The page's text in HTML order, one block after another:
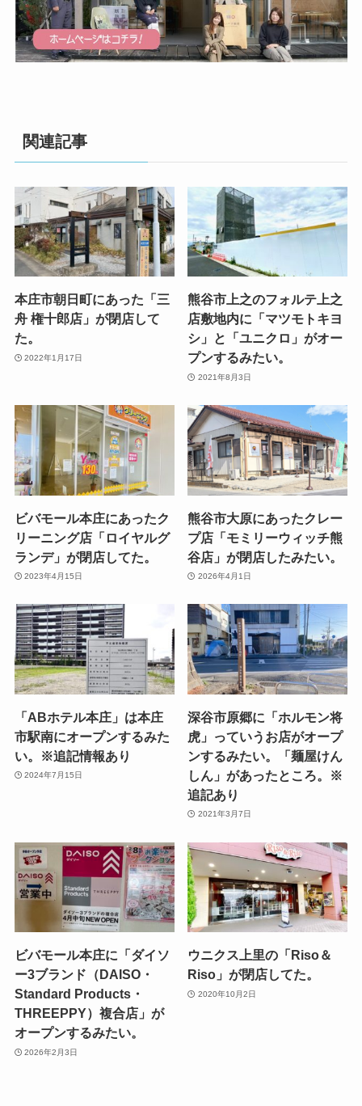
関連記事
本庄市朝日町にあった「三
舟 権十郎店」が閉店して
た。
2022年1月17日
熊谷市上之のフォルテ上之
店敷地内に「マツモトキヨ
シ」と「ユニクロ」がオー
プンするみたい。
2021年8月3日
ビバモール本庄にあったク
リーニング店「ロイヤルグ
ランデ」が閉店してた。
2023年4月15日
熊谷市大原にあったクレー
プ店「モミリーウィッチ熊
谷店」が閉店したみたい。
2026年4月1日
「ABホテル本庄」は本庄
市駅南にオープンするみた
い。※追記情報あり
2024年7月15日
深谷市原郷に「ホルモン将
虎」っていうお店がオープ
ンするみたい。「麺屋けん
しん」があったところ。※
追記あり
2021年3月7日
ビバモール本庄に「ダイソ
ー3ブランド（DAISO・
Standard Products・
THREEPPY）複合店」が
オープンするみたい。
2026年2月3日
ウニクス上里の「Riso＆
Riso」が閉店してた。
2020年10月2日